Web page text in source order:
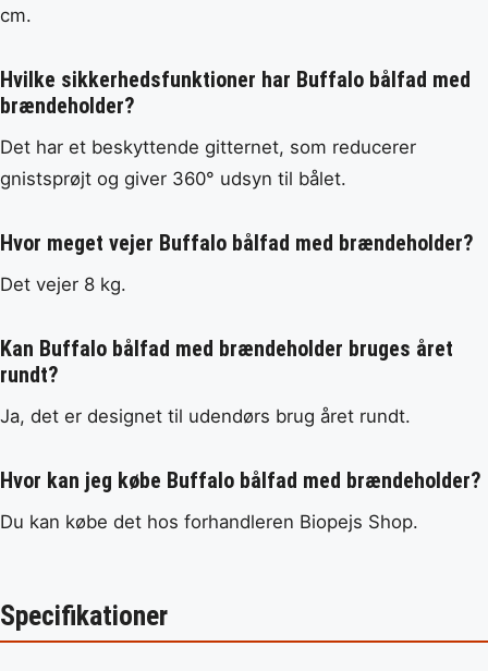
cm.
Hvilke sikkerhedsfunktioner har Buffalo bålfad med
brændeholder?
Det har et beskyttende gitternet, som reducerer
gnistsprøjt og giver 360° udsyn til bålet.
Hvor meget vejer Buffalo bålfad med brændeholder?
Det vejer 8 kg.
Kan Buffalo bålfad med brændeholder bruges året
rundt?
Ja, det er designet til udendørs brug året rundt.
Hvor kan jeg købe Buffalo bålfad med brændeholder?
Du kan købe det hos forhandleren Biopejs Shop.
Specifikationer